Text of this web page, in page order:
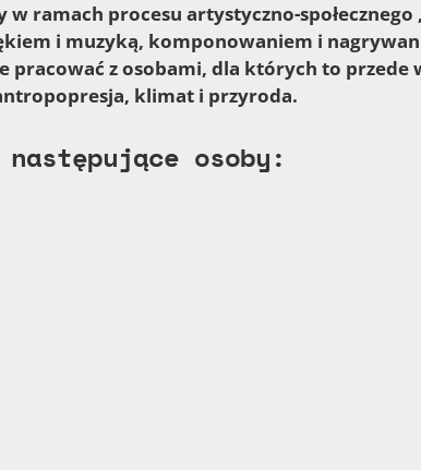
ramach procesu artystyczno-społecznego
i muzyką, komponowaniem i
pracować z osobami, dla których to przede
klimat i przyroda.
osoby: